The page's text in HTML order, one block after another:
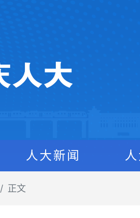
人大新闻
正文